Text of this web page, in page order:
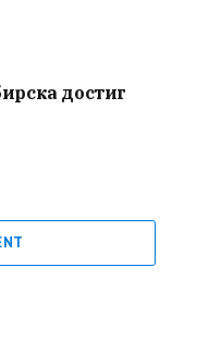
достиг